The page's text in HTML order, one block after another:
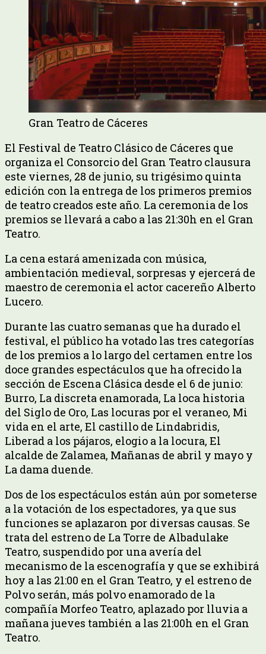
Gran Teatro de Cáceres
El Festival de Teatro Clásico de Cáceres que
organiza el Consorcio del Gran Teatro clausura
este viernes, 28 de junio, su trigésimo quinta
edición con la entrega de los primeros premios
de teatro creados este año. La ceremonia de los
premios se llevará a cabo a las 21:30h en el Gran
Teatro.
La cena estará amenizada con música,
ambientación medieval, sorpresas y ejercerá de
maestro de ceremonia el actor cacereño Alberto
Lucero.
Durante las cuatro semanas que ha durado el
festival, el público ha votado las tres categorías
de los premios a lo largo del certamen entre los
doce grandes espectáculos que ha ofrecido la
sección de Escena Clásica desde el 6 de junio:
Burro, La discreta enamorada, La loca historia
del Siglo de Oro, Las locuras por el veraneo, Mi
vida en el arte, El castillo de Lindabridis,
Liberad a los pájaros, elogio a la locura, El
alcalde de Zalamea, Mañanas de abril y mayo y
La dama duende.
Dos de los espectáculos están aún por someterse
a la votación de los espectadores, ya que sus
funciones se aplazaron por diversas causas. Se
trata del estreno de La Torre de Albadulake
Teatro, suspendido por una avería del
mecanismo de la escenografía y que se exhibirá
hoy a las 21:00 en el Gran Teatro, y el estreno de
Polvo serán, más polvo enamorado de la
compañía Morfeo Teatro, aplazado por lluvia a
mañana jueves también a las 21:00h en el Gran
Teatro.